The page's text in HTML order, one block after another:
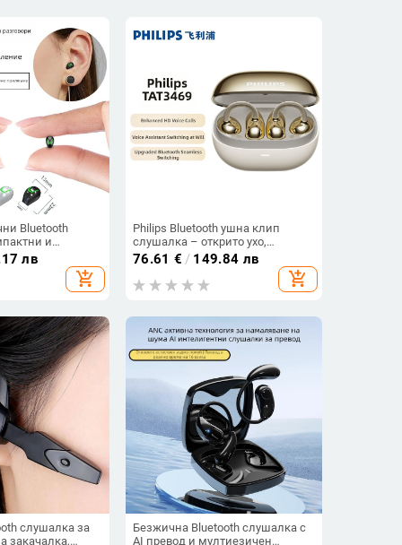
Bluetooth
и
за бягане и
звук,
лв
add_shopping_cart
Philips Bluetooth ушна клип
слушалка – открито ухо,
безжично, Bluetooth 5.0, повече
от 8 часа живот на батерията,
водоустойчив модел TAT3469
76.61 € / 149.84 лв
add_shopping_cart
слушалка за
закачалка,
Безжична Bluetooth слушалка с
AI превод и мултиезичен